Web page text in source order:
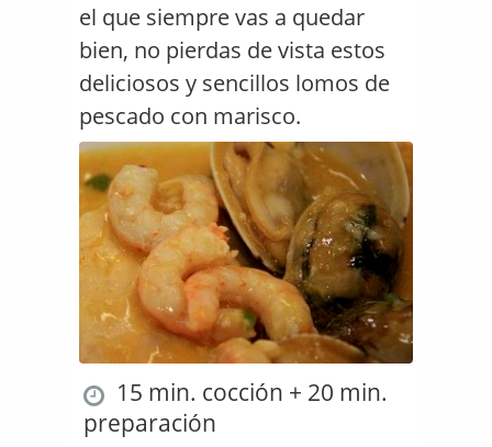
el que siempre vas a quedar
bien, no pierdas de vista estos
deliciosos y sencillos lomos de
pescado con marisco.
15 min. cocción + 20 min.
preparación